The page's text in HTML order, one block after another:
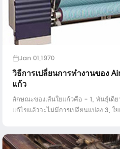
Jan 01,1970
วิธีการเปลี่ยนการทำงานของ
แก้ว
ลักษณะของเส้นใยแก้วคือ - 1, พันธุ์เดี
แก้ไขแล้วจะไม่มีการเปลี่ยนแปลง 3,